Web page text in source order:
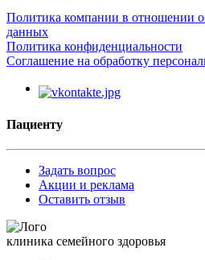
Политика компании в отношении
данных
Политика конфиденциальности
Соглашение на обработку
Пациенту
Задать вопрос
Акции и реклама
Оставить отзыв
клиника семейного здоровья